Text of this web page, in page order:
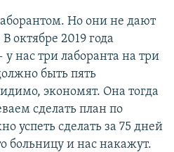
Но они не дают
октябре 2019 года
у нас три лаборанта на три
быть пять
экономят. Она тогда
сделать план по
успеть сделать за 75 дней
больницу и нас накажут.